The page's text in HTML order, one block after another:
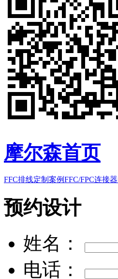
摩尔森首页
FFC排线定制案例FFC/FPC连接器
预约设计
姓名：
电话：